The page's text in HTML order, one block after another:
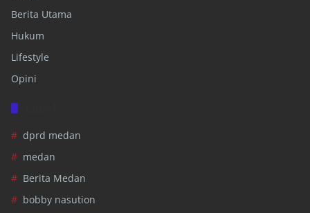
Berita Utama
Hukum
Lifestyle
Opini
dprd medan
medan
Berita Medan
bobby nasution